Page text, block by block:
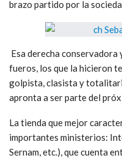
brazo partido por la
Esa derecha conservadora
fueros, los que la hicieron
golpista, clasista y
apronta a ser parte del
La tienda que mejor
importantes ministerios:
Sernam, etc.), que cuenta